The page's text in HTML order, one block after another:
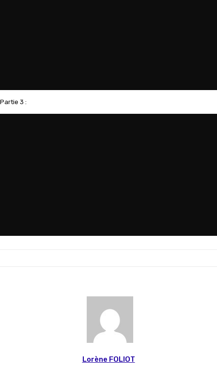
Partie 3 :
Lorène FOLIOT